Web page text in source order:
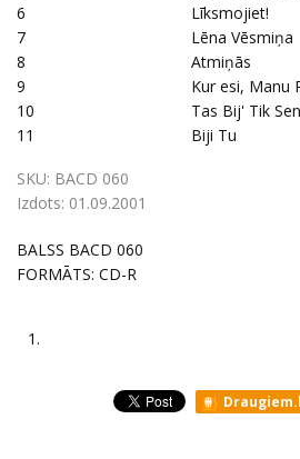
6
Līksmojiet!
7
Lēna Vēsmiņa
8
Atmiņās
9
Kur esi, Manu
10
Tas Bij' Tik Sen
11
Biji Tu
SKU: BACD 060
Izdots: 01.09.2001
BALSS BACD 060
FORMĀTS: CD-R
1.